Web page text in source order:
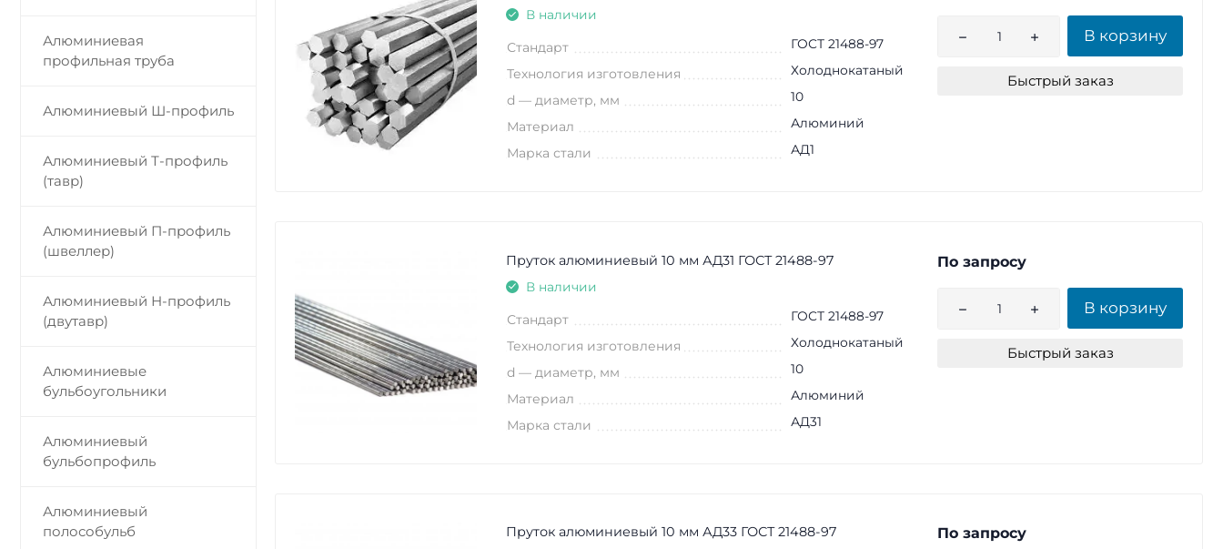
Алюминиевая
профильная труба
Алюминиевый Ш-профиль
Алюминиевый Т-профиль
(тавр)
Алюминиевый П-профиль
(швеллер)
Алюминиевый Н-профиль
(двутавр)
Алюминиевые
бульбоугольники
Алюминиевый
бульбопрофиль
Алюминиевый
полособульб
В наличии
Стандарт ГОСТ 21488-97
Технология изготовления Холоднокатаный
d — диаметр, мм 10
Материал Алюминий
Марка стали АД1
В корзину
Быстрый заказ
Пруток алюминиевый 10 мм АД31 ГОСТ 21488-97
В наличии
Стандарт ГОСТ 21488-97
Технология изготовления Холоднокатаный
d — диаметр, мм 10
Материал Алюминий
Марка стали АД31
По запросу
В корзину
Быстрый заказ
Пруток алюминиевый 10 мм АД33 ГОСТ 21488-97 По запросу